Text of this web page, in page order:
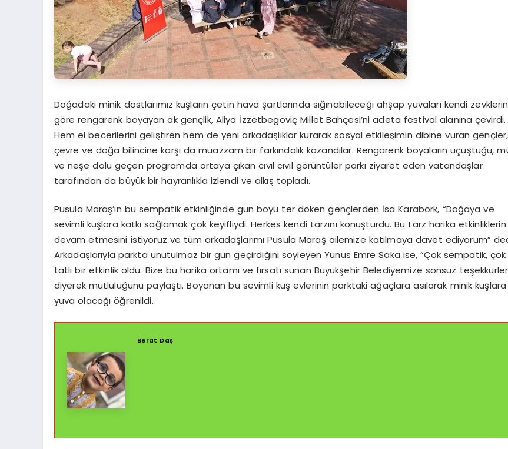
Doğadaki minik dostlarımız kuşların çetin hava şartlarında sığınabileceği ahşap yuvaları kendi
göre rengarenk boyayan ak gençlik, Aliya İzzetbegoviç Millet Bahçesi’ni adeta festival alanına çevirdi.
Hem el becerilerini geliştiren hem de yeni arkadaşlıklar kurarak sosyal etkileşimin dibine vuran gençler,
çevre ve doğa bilincine karşı da muazzam bir farkındalık kazandılar. Rengarenk boyaların uçuştuğu,
ve neşe dolu geçen programda ortaya çıkan cıvıl cıvıl görüntüler parkı ziyaret eden vatandaşlar
tarafından da büyük bir hayranlıkla izlendi ve alkış topladı.
Pusula Maraş’ın bu sempatik etkinliğinde gün boyu ter döken gençlerden İsa Karabörk, “Doğaya ve
sevimli kuşlara katkı sağlamak çok keyifliydi. Herkes kendi tarzını konuşturdu. Bu tarz harika etkinliklerin
devam etmesini istiyoruz ve tüm arkadaşlarımı Pusula Maraş ailemize katılmaya davet ediyorum”
Arkadaşlarıyla parkta unutulmaz bir gün geçirdiğini söyleyen Yunus Emre Saka ise, “Çok sempatik, çok
tatlı bir etkinlik oldu. Bize bu harika ortamı ve fırsatı sunan Büyükşehir Belediyemize sonsuz
diyerek mutluluğunu paylaştı. Boyanan bu sevimli kuş evlerinin parktaki ağaçlara asılarak minik kuşlara
yuva olacağı öğrenildi.
Berat Daş